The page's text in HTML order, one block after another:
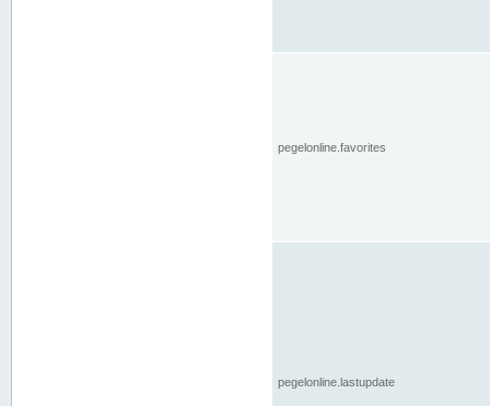
pegelonline.favorites
pegelonline.lastupdate